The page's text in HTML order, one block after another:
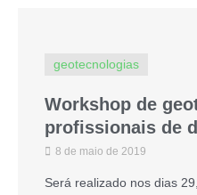
geotecnologias
Workshop de
profissionais de
8 de maio de 2019
Será realizado nos dias